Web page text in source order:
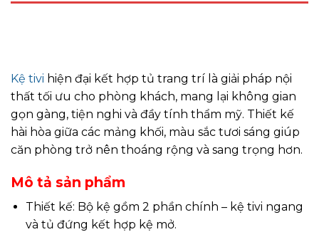
Kệ tivi hiện đại kết hợp tủ trang trí là giải pháp nội
thất tối ưu cho phòng khách, mang lại không gian
gọn gàng, tiện nghi và đầy tính thẩm mỹ. Thiết kế
hài hòa giữa các mảng khối, màu sắc tươi sáng giúp
căn phòng trở nên thoáng rộng và sang trọng hơn.
Mô tả sản phẩm
Thiết kế: Bộ kệ gồm 2 phần chính – kệ tivi ngang
và tủ đứng kết hợp kệ mở.